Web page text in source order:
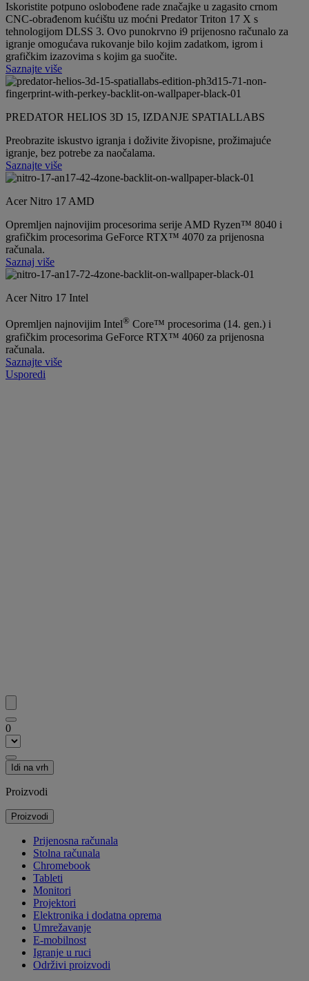
Iskoristite potpuno oslobođene rade značajke u zagasito crnom
CNC-obrađenom kućištu uz moćni Predator Triton 17 X s
tehnologijom DLSS 3. Ovo punokrvno i9 prijenosno računalo za
igranje omogućava rukovanje bilo kojim zadatkom, igrom i
grafičkim izazovima s kojim ga suočite.
Saznajte više
PREDATOR HELIOS 3D 15, IZDANJE SPATIALLABS
Preobrazite iskustvo igranja i doživite živopisne, prožimajuće
igranje, bez potrebe za naočalama.
Saznajte više
Acer Nitro 17 AMD
Opremljen najnovijim procesorima serije AMD Ryzen™ 8040 i
grafičkim procesorima GeForce RTX™ 4070 za prijenosna
računala.
Saznaj više
Acer Nitro 17 Intel
Opremljen najnovijim Intel® Core™ procesorima (14. gen.) i
grafičkim procesorima GeForce RTX™ 4060 za prijenosna
računala.
Saznajte više
Usporedi
0
Idi na vrh
Proizvodi
Proizvodi
Prijenosna računala
Stolna računala
Chromebook
Tableti
Monitori
Projektori
Elektronika i dodatna oprema
Umrežavanje
E-mobilnost
Igranje u ruci
Održivi proizvodi